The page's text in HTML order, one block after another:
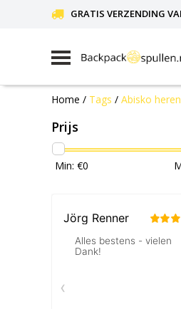
GRATIS VERZENDING
Home / Tags / Abisko
Prijs
Min: €0